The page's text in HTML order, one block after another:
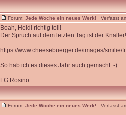
Forum: Jede Woche ein neues Werk! Verfasst
Boah, Heidi richtig toll!
Der Spruch auf dem letzten Tag ist der
https://www.cheesebuerger.de/images/smilie/
So hab ich es dieses Jahr auch gemacht :-)
LG Rosino ...
Forum: Jede Woche ein neues Werk! Verfasst